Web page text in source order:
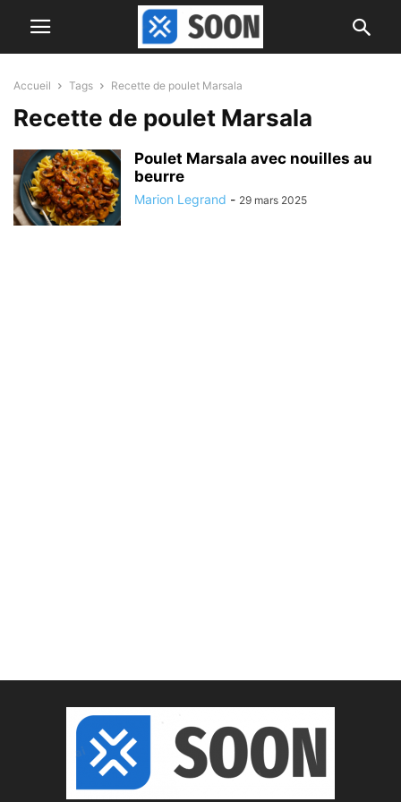
Accueil Tags Recette de poulet Marsala
Recette de poulet Marsala
Poulet Marsala avec nouilles au
beurre
Marion Legrand - 29 mars 2025